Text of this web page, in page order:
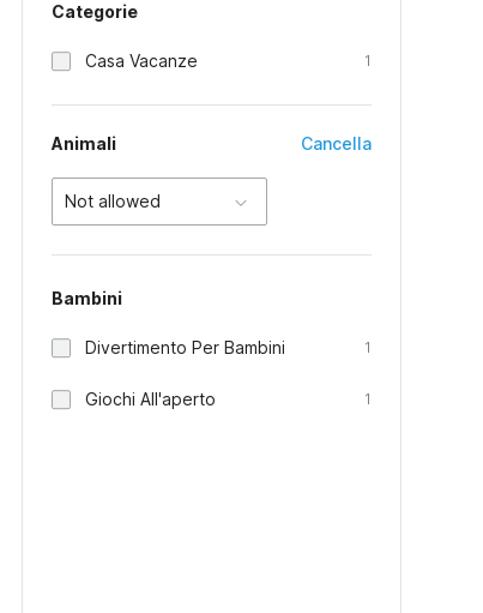
Categorie
Casa Vacanze 1
Animali Cancella
Not allowed
Bambini
Divertimento Per Bambini 1
Giochi All'aperto 1